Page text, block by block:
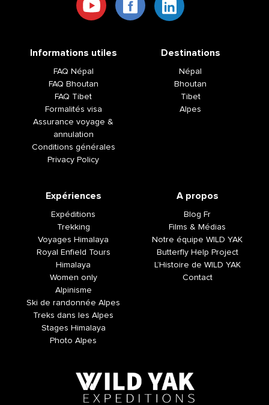
Informations utiles
FAQ Népal
FAQ Bhoutan
FAQ Tibet
Formalités visa
Assurance voyage &
annulation
Conditions générales
Privacy Policy
Destinations
Népal
Bhoutan
Tibet
Alpes
Expériences
Expéditions
Trekking
Voyages Himalaya
Royal Enfield Tours
Himalaya
Women only
Alpinisme
Ski de randonnée Alpes
Treks dans les Alpes
Stages Himalaya
Photo Alpes
A propos
Blog Fr
Films & Médias
Notre équipe WILD YAK
Butterfly Help Project
L’Histoire de WILD YAK
Contact